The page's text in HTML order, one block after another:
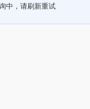
中，请刷新重试